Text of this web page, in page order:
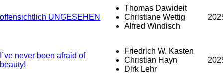
offensichtlich UNGESEHEN
Thomas Dawideit
Christiane Wettig
Alfred Windisch
I´ve never been afraid of
beauty!
Friedrich W. Kasten
Christian Hayn
Dirk Lehr